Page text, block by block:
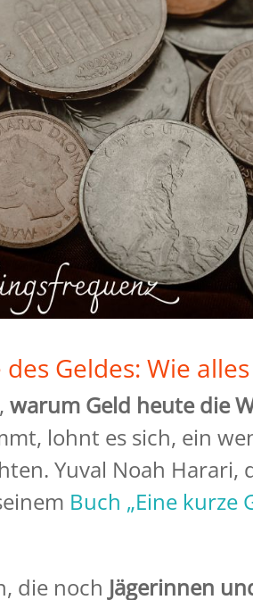
Geldes: Wie
warum Geld heute die
lohnt es sich, ein
Yuval Noah Harari,
Buch „Eine kurze
die noch Jägerinnen